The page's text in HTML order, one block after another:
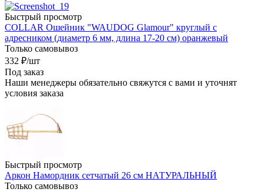
Быстрый просмотр
COLLAR Ошейник "WAUDOG Glamour" круглый с
адресником (диаметр 6 мм, длина 17-20 см) оранжевый
Только самовывоз
332 ₽/шт
Под заказ
Наши менеджеры обязательно свяжутся с вами и уточнят
условия заказа
Быстрый просмотр
Аркон Намордник сетчатый 26 см НАТУРАЛЬНЫЙ
Только самовывоз